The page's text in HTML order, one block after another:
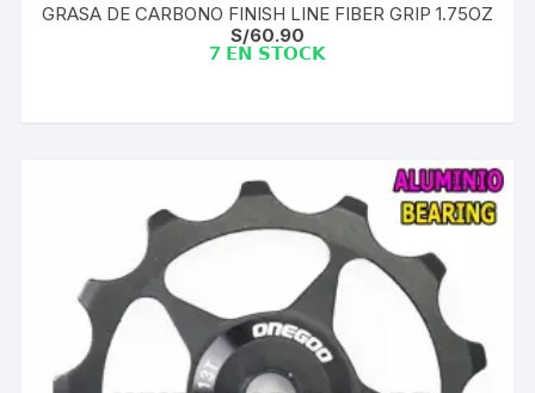
GRASA DE CARBONO FINISH LINE FIBER GRIP 1.75OZ
S/60.90
7 𝗘𝗡 𝗦𝗧𝗢𝗖𝗞